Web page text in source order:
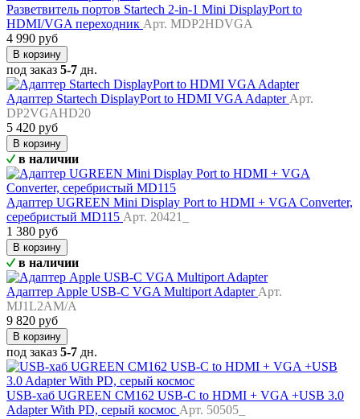
Разветвитель портов Startech 2-in-1 Mini DisplayPort to
HDMI/VGA переходник Арт. MDP2HDVGA
4 990 руб
В корзину
под заказ 5-7 дн.
Адаптер Startech DisplayPort to HDMI VGA AdapterАрт.
DP2VGAHD20
5 420 руб
В корзину
в наличии
Адаптер UGREEN Mini Display Port to HDMI + VGA Converter,
серебристый MD115 Арт. 20421_
1 380 руб
В корзину
в наличии
Адаптер Apple USB-C VGA Multiport AdapterАрт.
MJ1L2AM/A
9 820 руб
В корзину
под заказ 5-7 дн.
USB-хаб UGREEN CM162 USB-C to HDMI + VGA +USB 3.0
Adapter With PD, серый космос Арт. 50505_